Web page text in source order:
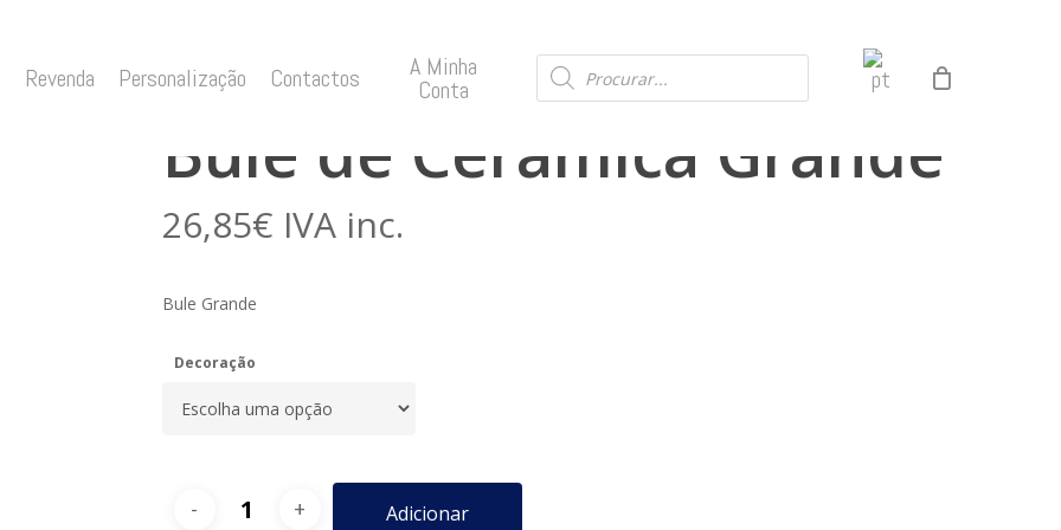
Revenda Personalização Contactos A Minha
Conta
Products
search
Bule de Cerâmica Grande
26,85€ IVA inc.
Bule Grande
Decoração
Adicionar